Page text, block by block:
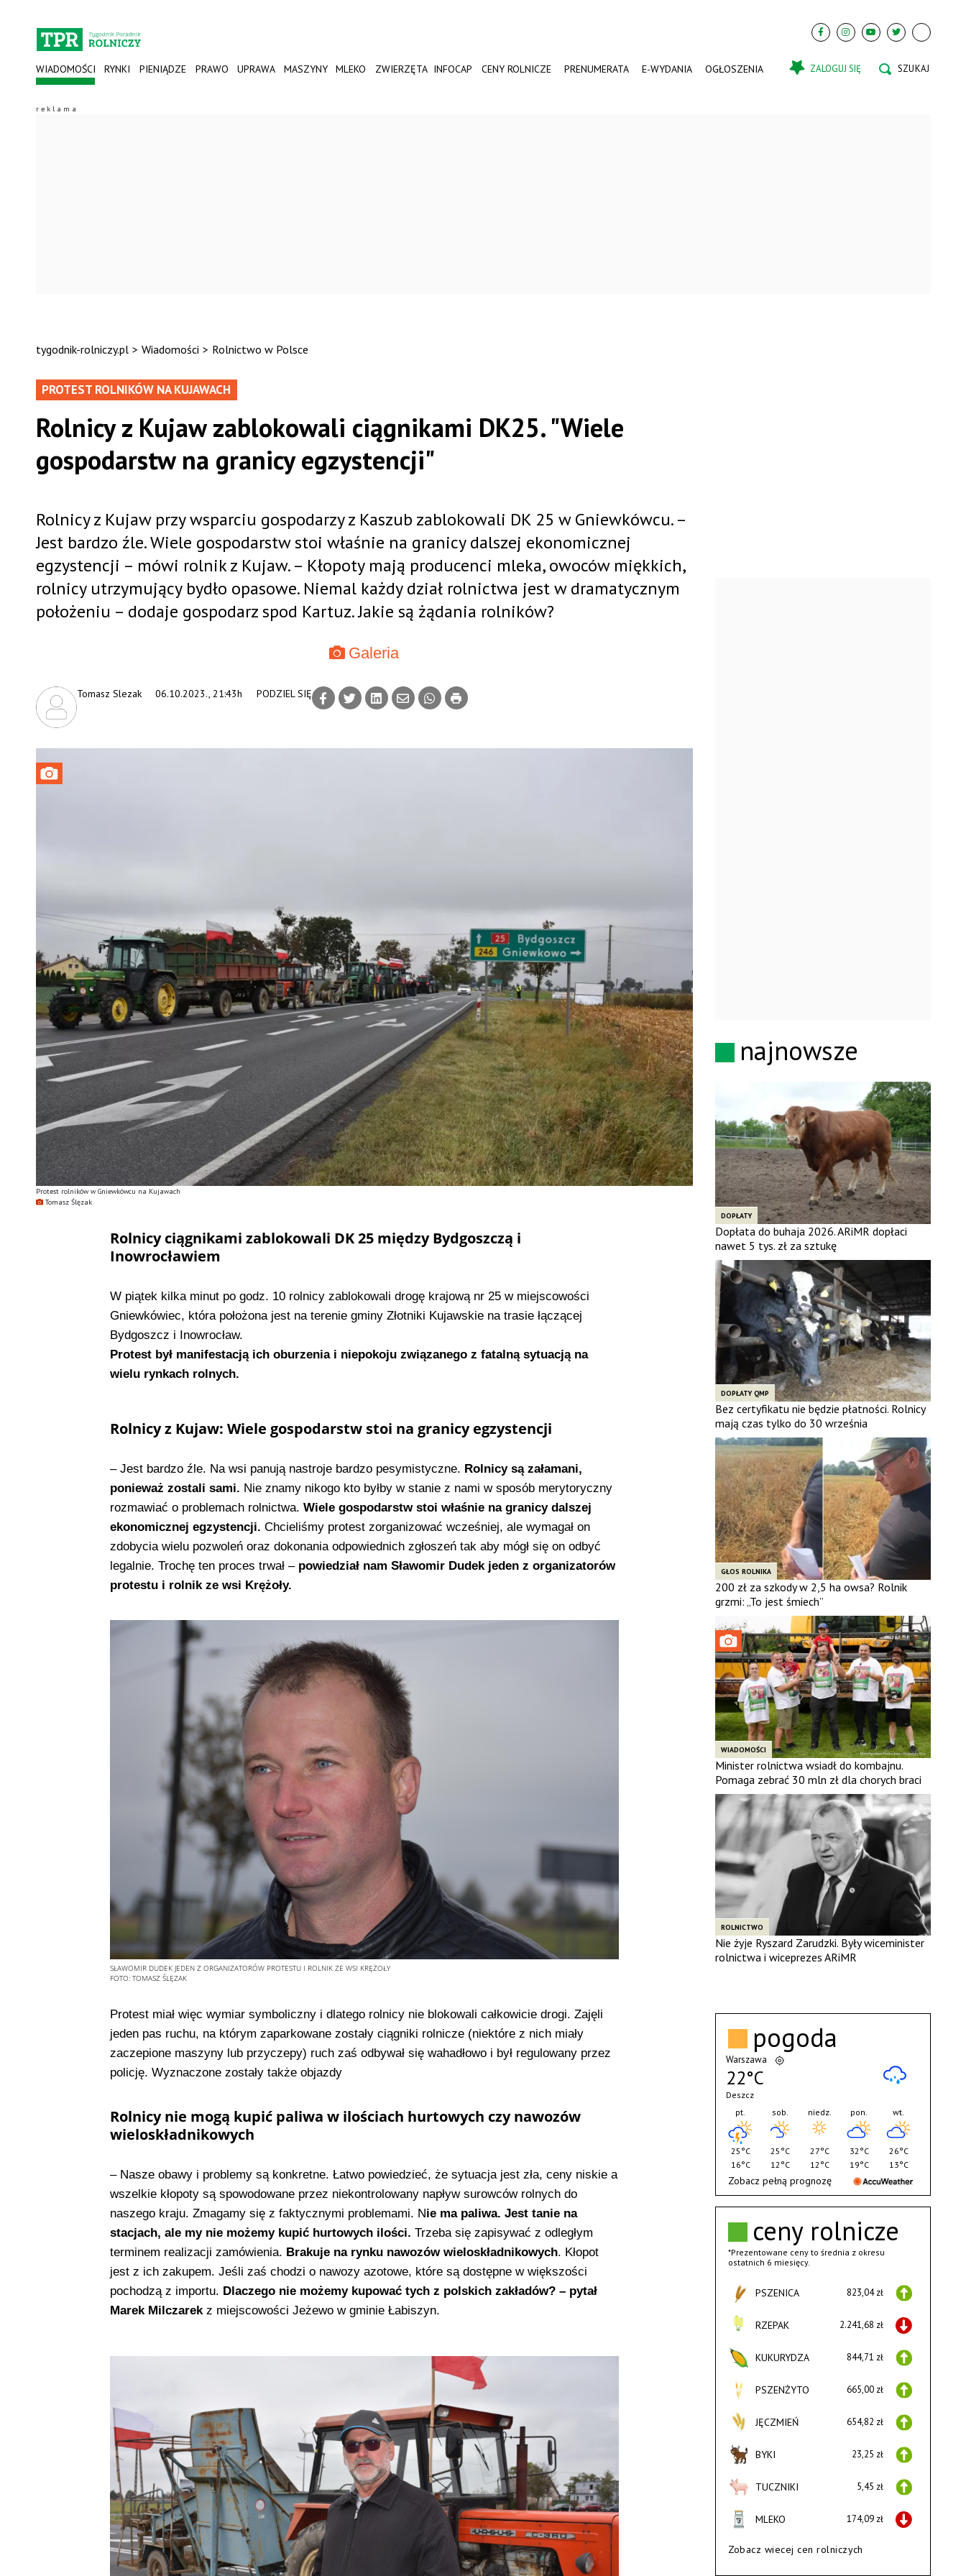
WIADOMOŚCI RYNKI PIENIĄDZE PRAWO UPRAWA MASZYNY MLEKO ZWIERZĘTA INFOCAP CENY ROLNICZE PRENUMERATA E-WYDANIA OGŁOSZENIA ZALOGUJ SIĘ
tygodnik-rolniczy.pl > Wiadomości > Rolnictwo w Polsce
Protest rolników w Gniewkówcu na Kujawach
Tomasz Ślęzak
PROTEST ROLNIKÓW NA KUJAWACH
Rolnicy z Kujaw zablokowali ciągnikami DK25. "Wiele
gospodarstw na granicy egzystencji"
06.10.2023., 21:43h
Tomasz Slezak PODZIEL SIĘ
Rolnicy z Kujaw przy wsparciu gospodarzy z Kaszub zablokowali DK 25 w Gniewkówcu. –
Jest bardzo źle. Wiele gospodarstw stoi właśnie na granicy dalszej ekonomicznej
egzystencji – mówi rolnik z Kujaw. – Kłopoty mają producenci mleka, owoców miękkich,
rolnicy utrzymujący bydło opasowe. Niemal każdy dział rolnictwa jest w dramatycznym
położeniu – dodaje gospodarz spod Kartuz. Jakie są żądania rolników?
Galeria
Rolnicy ciągnikami zablokowali DK 25 między Bydgoszczą i
Inowrocławiem
W piątek kilka minut po godz. 10 rolnicy zablokowali drogę krajową nr 25 w miejscowości
Gniewkówiec, która położona jest na terenie gminy Złotniki Kujawskie na trasie łączącej
Bydgoszcz i Inowrocław.
Protest był manifestacją ich oburzenia i niepokoju związanego z fatalną sytuacją na
wielu rynkach rolnych.
Rolnicy z Kujaw: Wiele gospodarstw stoi na granicy egzystencji
– Jest bardzo źle. Na wsi panują nastroje bardzo pesymistyczne. Rolnicy są załamani,
ponieważ zostali sami. Nie znamy nikogo kto byłby w stanie z nami w sposób merytoryczny
rozmawiać o problemach rolnictwa. Wiele gospodarstw stoi właśnie na granicy dalszej
ekonomicznej egzystencji. Chcieliśmy protest zorganizować wcześniej, ale wymagał on
zdobycia wielu pozwoleń oraz dokonania odpowiednich zgłoszeń tak aby mógł się on odbyć
legalnie. Trochę ten proces trwał – powiedział nam Sławomir Dudek jeden z organizatorów
protestu i rolnik ze wsi Krężoły.
SŁAWOMIR DUDEK JEDEN Z ORGANIZATORÓW PROTESTU I ROLNIK ZE WSI KRĘŻOŁY
FOTO: TOMASZ ŚLĘZAK
Protest miał więc wymiar symboliczny i dlatego rolnicy nie blokowali całkowicie drogi. Zajęli
jeden pas ruchu, na którym zaparkowane zostały ciągniki rolnicze (niektóre z nich miały
zaczepione maszyny lub przyczepy) ruch zaś odbywał się wahadłowo i był regulowany przez
policję. Wyznaczone zostały także objazdy
Rolnicy nie mogą kupić paliwa w ilościach hurtowych czy nawozów
wieloskładnikowych
– Nasze obawy i problemy są konkretne. Łatwo powiedzieć, że sytuacja jest zła, ceny niskie a
wszelkie kłopoty są spowodowane przez niekontrolowany napływ surowców rolnych do
naszego kraju. Zmagamy się z faktycznymi problemami. Nie ma paliwa. Jest tanie na
stacjach, ale my nie możemy kupić hurtowych ilości. Trzeba się zapisywać z odległym
terminem realizacji zamówienia. Brakuje na rynku nawozów wieloskładnikowych. Kłopot
jest z ich zakupem. Jeśli zaś chodzi o nawozy azotowe, które są dostępne w większości
pochodzą z importu. Dlaczego nie możemy kupować tych z polskich zakładów? – pytał
Marek Milczarekz miejscowości Jeżewo w gminie Łabiszyn.
najnowsze
DOPŁATY
Dopłata do buhaja 2026. ARiMR dopłaci
nawet 5 tys. zł za sztukę
DOPŁATY QMP
Bez certyfikatu nie będzie płatności. Rolnicy
mają czas tylko do 30 września
GŁOS ROLNIKA
200 zł za szkody w 2,5 ha owsa? Rolnik
grzmi: „To jest śmiech”
WIADOMOŚCI
Minister rolnictwa wsiadł do kombajnu.
Pomaga zebrać 30 mln zł dla chorych braci
ROLNICTWO
Nie żyje Ryszard Zarudzki. Były wiceminister
rolnictwa i wiceprezes ARiMR
ceny rolnicze
*Prezentowane ceny to średnia z okresu
ostatnich 6 miesięcy.
PSZENICA 823,04 zł
RZEPAK 2.241,68 zł
KUKURYDZA 844,71 zł
PSZENŻYTO 665,00 zł
JĘCZMIEŃ 654,82 zł
BYKI 23,25 zł
TUCZNIKI 5,45 zł
MLEKO 174,09 zł
Zobacz wiecej cen rolniczych
pogoda
Warszawa
22°C
Deszcz
pt.
25°C
16°C
sob.
25°C
12°C
niedz.
27°C
12°C
pon.
32°C
19°C
wt.
26°C
13°C
Zobacz pełną prognozę